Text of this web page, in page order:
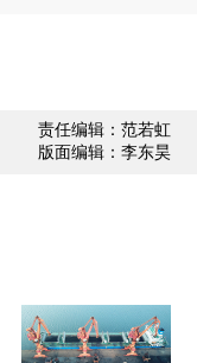
责任编辑：范若虹
版面编辑：李东昊